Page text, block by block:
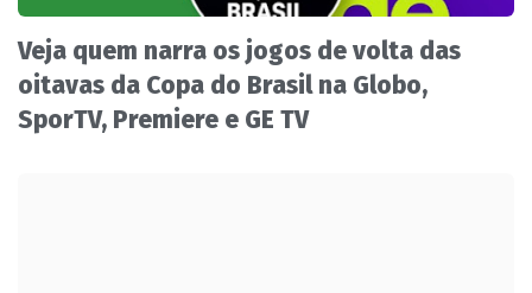
Veja quem narra os jogos de volta das
oitavas da Copa do Brasil na Globo,
SporTV, Premiere e GE TV